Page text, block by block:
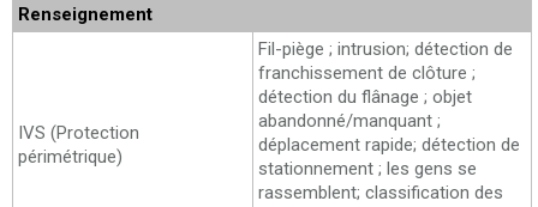
Renseignement
IVS (Protection
périmétrique)
Fil-piège ; intrusion; détection de
franchissement de clôture ;
détection du flânage ; objet
abandonné/manquant ;
déplacement rapide; détection de
stationnement ; les gens se
rassemblent; classification des